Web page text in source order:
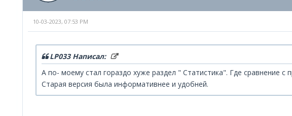
10-03-2023, 07:53 PM
LP033 Написал:
А по- моему стал гораздо хуже раздел " Статистика". Где сравнение
Старая версия была информативнее и удобней.